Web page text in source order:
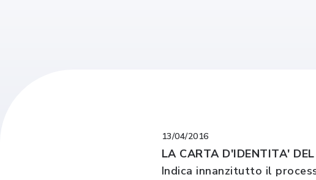
13/04/2016
LA CARTA D'IDENTITA'
Indica innanzitutto il